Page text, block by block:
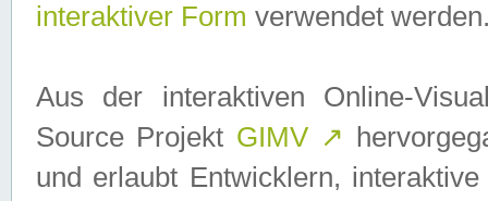
interaktiver Form verwendet
Aus der interaktiven Online-
Source Projekt GIMV ↗
und erlaubt Entwicklern,